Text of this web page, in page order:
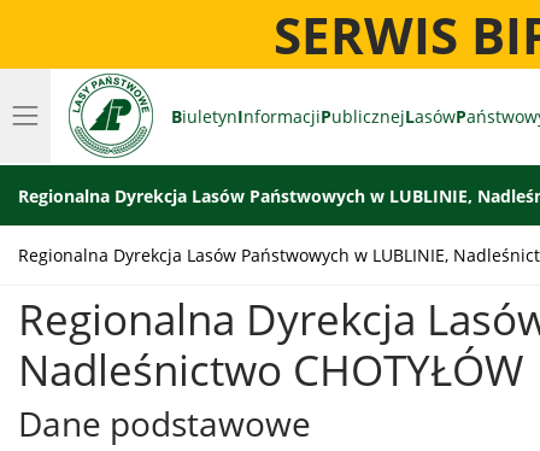
SERWIS
BiuletynInformacjiPublicznejLasówP
Regionalna Dyrekcja Lasów Państwowych w LUBLINIE,
Regionalna Dyrekcja Lasów Państwowych w LUBLINIE,
Regionalna Dyrekcja
Nadleśnictwo CHOTYŁÓW
Dane podstawowe